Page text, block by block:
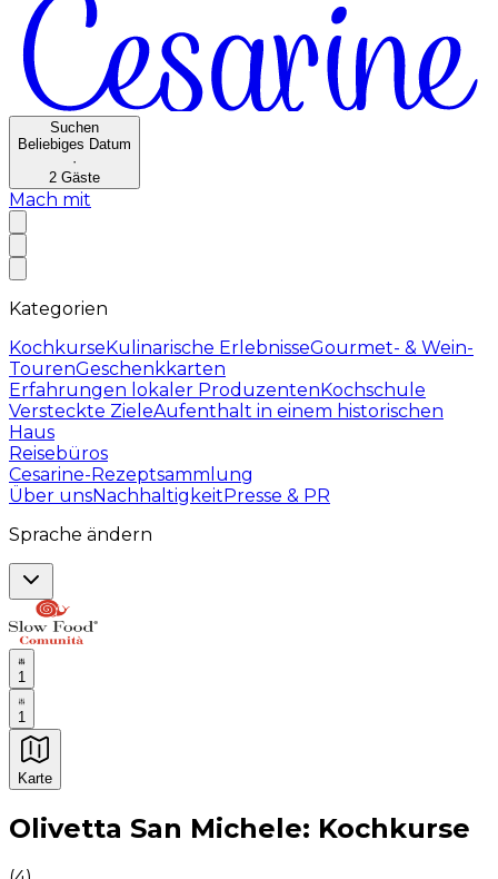
Suchen
Beliebiges Datum
·
2 Gäste
Mach mit
Kategorien
KochkurseKulinarische ErlebnisseGourmet- & Wein-
TourenGeschenkkarten
Erfahrungen lokaler ProduzentenKochschule
Versteckte ZieleAufenthalt in einem historischen
Haus
Reisebüros
Cesarine-Rezeptsammlung
Über unsNachhaltigkeitPresse & PR
Sprache ändern
1
1
Karte
Unvergessliche kulinarische Erlebnisse:
Olivetta San Michele: Kochkurse